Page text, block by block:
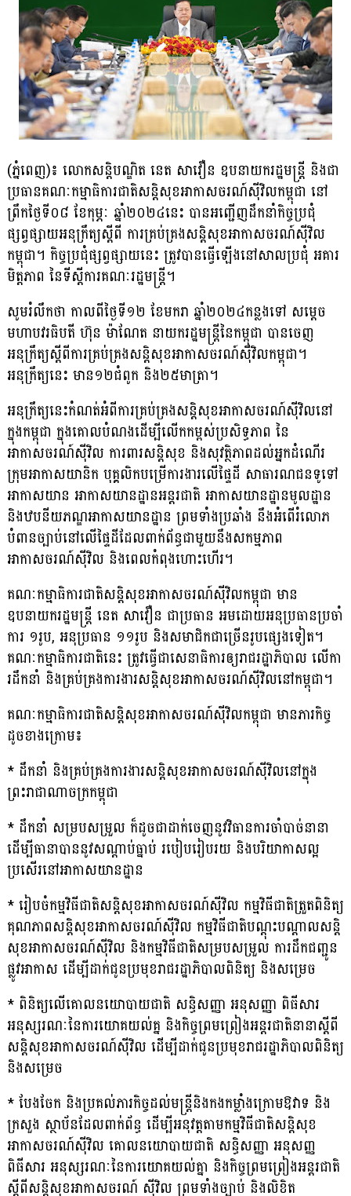
(ភ្នំពេញ)៖ លោកសន្ដិបណ្ឌិត នេត សាវឿន ឧបនាយករដ្ឋមន្ដ្រី និងជា
ប្រធានគណៈកម្មាធិការជាតិសន្ដិសុខអាកាសចរណ៍ស៉ីវិលកម្ពុជា នៅ
ព្រឹកថ្ងៃទី០៨ ខែកុម្ភៈ ឆ្នាំ២០២៤នេះ បានអញ្ជើញដឹកនាំកិច្ចប្រជុំ
ផ្សព្វផ្សាយអនុក្រឹត្យស្ដីពី ការគ្រប់គ្រងសន្ដិសុខអាកាសចរណ៍ស៉ីវិល
កម្ពុជា។ កិច្ចប្រជុំផ្សព្វផ្សាយនេះ ត្រូវបានធ្វើឡើងនៅសាលប្រជុំ អគារ
មិត្តភាព នៃទីស្ដីការគណៈរដ្ឋមន្ដ្រី។
សូមរំលឹកថា កាលពីថ្ងៃទី១២ ខែមករា ឆ្នាំ២០២៤កន្លងទៅ សម្ដេច
មហាបវរធិបតី ហ៊ុន ម៉ាណែត នាយករដ្ឋមន្ដ្រីនៃកម្ពុជា បានចេញ
អនុក្រឹត្យស្ដីពីការគ្រប់គ្រងសន្ដិសុខអាកាសចរណ៍ស៉ីវិលកម្ពុជា។
អនុក្រឹត្យនេះ មាន១២ជំពូក និង២៥មាត្រា។
អនុក្រឹត្យនេះកំណត់អំពីការគ្រប់គ្រងសន្តិសុខអាកាសចរណ៍ស៊ីវិលនៅ
ក្នុងកម្ពុជា ក្នុងគោលបំណងដើម្បីលើកកម្ពស់ប្រសិទ្ធភាព នៃ
អាកាសចរណ៍ស៊ីវិល ការពារសន្តិសុខ និងសុវត្ថិភាពដល់អ្នកដំណើរ
ក្រុមអាកាសយានិក បុគ្គលិកបម្រើការងារលើផ្ទៃដី សាធារណជនទូទៅ
អាកាសយាន អាកាសយានដ្ឋានអន្តរជាតិ អាកាសយានដ្ឋានមូលដ្ឋាន
និងឋបនីយភណ្ឌអាកាសយានដ្ឋាន ព្រមទាំងប្រឆាំង នឹងអំពើរំលោភ
បំពានច្បាប់នៅលើផ្ទៃដីដែលពាក់ព័ន្ធជាមួយនឹងសកម្មភាព
អាកាសចរណ៍ស៊ីវិល និងពេលកំពុងហោះហើរ។
គណៈកម្មាធិការជាតិសន្ដិសុខអាកាសចរណ៍ស៉ីវិលកម្ពុជា មាន
ឧបនាយករដ្ឋមន្ដ្រី នេត សាវឿន ជាប្រធាន អមដោយអនុប្រធានប្រចាំ
ការ ១រូប, អនុប្រធាន ១១រូប និងសមាជិកជាច្រើនរូបផ្សេងទៀត។
គណៈកម្មាធិការជាតិនេះ ត្រូវធ្វើជាសេនាធិការឲ្យរាជរដ្ឋាភិបាល លើកា
រដឹកនាំ និងគ្រប់គ្រងការងារសន្ដិសុខអាកាសចរណ៍ស៉ីវិលនៅកម្ពុជា។
គណៈកម្មាធិការជាតិសន្ដិសុខអាកាសចរណ៍ស៉ីវិលកម្ពុជា មានភារកិច្ច
ដូចខាងក្រោម៖
* ដឹកនាំ និងគ្រប់គ្រងការងារសន្តិសុខអាកាសចរណ៍ស៊ីវិលនៅក្នុង
ព្រះរាជាណាចក្រកម្ពុជា
* ដឹកនាំ សម្របសម្រួល ក៏ដូចជាដាក់ចេញនូវវិធានការចាំបាច់នានា
ដើម្បីធានាបាននូវសណ្តាប់ធ្នាប់ របៀបរៀបរយ និងបរិយាកាសល្អ
ប្រសើរនៅអាកាសយានដ្ឋាន
* រៀបចំកម្មវិធីជាតិសន្តិសុខអាកាសចរណ៍ស៊ីវិល កម្មវិធីជាតិត្រួតពិនិត្យ
គុណភាពសន្តិសុខអាកាសចរណ៍ស៊ីវិល កម្មវិធីជាតិបណ្តុះបណ្តាលសន្តិ
សុខអាកាសចរណ៍ស៊ីវិល និងកម្មវិធីជាតិសម្របសម្រួល ការដឹកជញ្ជូន
ផ្លូវអាកាស ដើម្បីដាក់ជូនប្រមុខរាជរដ្ឋាភិបាលពិនិត្យ និងសម្រេច
* ពិនិត្យលើគោលនយោបាយជាតិ សន្ធិសញ្ញា អនុសញ្ញា ពិធីសារ
អនុស្សរណៈនៃការយោគយល់គ្ន និងកិច្ចព្រមព្រៀងអន្តរជាតិនានាស្តីពី
សន្តិសុខអាកាសចរណ៍ស៊ីវិល ដើម្បីដាក់ជូនប្រមុខរាជរដ្ឋាភិបាលពិនិត្យ
និងសម្រេច
* បែងចែក និងប្រគល់ភារកិច្ចដល់មន្ត្រីនិងកងកម្លាំងក្រោមឱវាទ និង
ក្រសួង ស្ថាប័នដែលពាក់ព័ន្ធ ដើម្បីអនុវត្តតាមកម្មវិធីជាតិសន្តិសុខ
អាកាសចរណ៍ស៊ីវិល គោលនយោបាយជាតិ សន្ធិសញ្ញា អនុសញ្ញ
ពិធីសារ អនុស្សរណៈនៃការយោគយល់គ្នា និងកិច្ចព្រមព្រៀងអន្តរជាតិ
ស្ដីពីសន្តិសុខអាកាសចរណ៍ ស៊ីវិល ព្រមទាំងច្បាប់ និងលិខិត